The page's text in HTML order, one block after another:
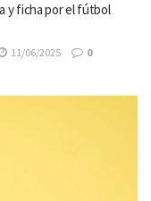
y ficha por el fútbol
11/06/2025 0